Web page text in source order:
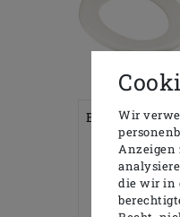
Beschreibung
Pagette
Wir
Anzeigen
die wir in